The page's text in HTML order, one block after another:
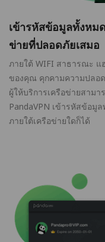
เข้ารหัสข้อมูลทั้งหม
ข่ายที่ปลอดภัยเสมอ
ภายใต้ WIFI สาธารณะ แ
ของคุณ คุกคามความปลอ
ผู้ให้บริการเครือข่ายสาม
PandaVPN เข้ารหัสข้อมู
ภายใต้เครือข่ายใดก็ได้